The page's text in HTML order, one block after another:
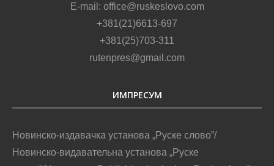
E-mail: office@ruskeslovo.com
+381(21)6613-697
+381(25)703-311
rutenpres@gmail.com
ИМПРЕСУМ
Новинско-издавачка установа „Руске слово”/
Новинско-видавательна установа „Руске